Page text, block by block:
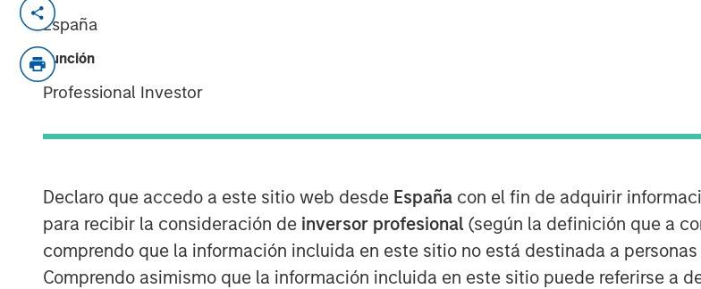
España
Función
Professional Investor
Declaro que accedo a este sitio web desde España con el fin de adquirir
para recibir la consideración de inversor profesional (según la definición que a
comprendo que la información incluida en este sitio no está destinada a
Comprendo asimismo que la información incluida en este sitio puede referirse a
Energy is a natural gas exploration and production (E&P) company based in
the Marcellus Shale. This investment is intended to be the first step in a
North American energy company.
Triana Energy was founded by Chairman and CEO, Henry Harmon, in 2006. Dr.
Harmon was previously the President of Columbia Natural Resources, the
natural gas E&P subsidiary of Columbia Energy, a division of NiSource. Columbia